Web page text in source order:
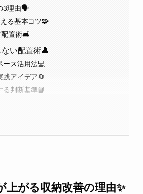
3理由🗣️
る基本コツ🧩
配置術🛋️
い配置術👤
ース活用法💻
践アイデア🔄
る判断基準📘
上がる収納改善の理由✨